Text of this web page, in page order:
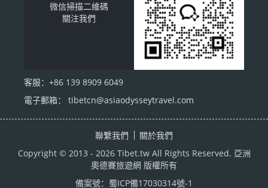
微信掃描二維碼
關注我們
客服：+86 139 8909 6049
電子郵箱： tibetcn@asiaodysseytravel.com
聯繫我們
關於我們
Copyright © 2013 - 2026 Tibet.tw All Rights Reserved. 亞洲
奧德賽旅遊網 版權所有
備案號： 蜀ICP備17030314號-1